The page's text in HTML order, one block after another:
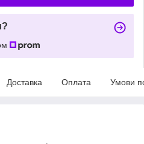
Доставка Оплата Умови